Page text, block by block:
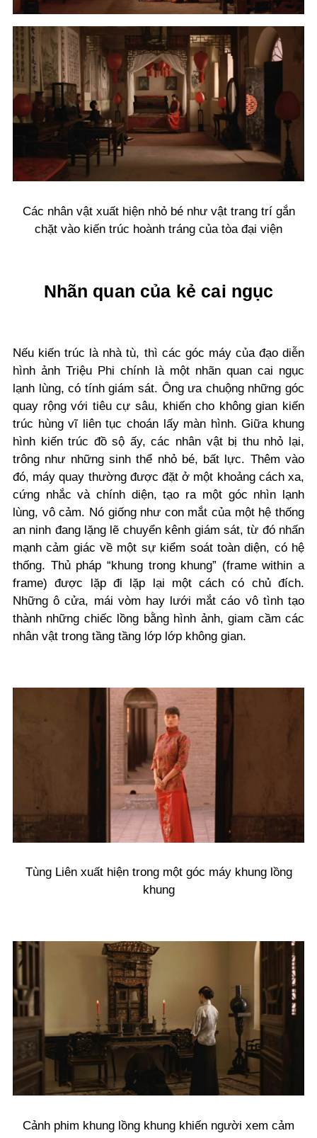
Các nhân vật xuất hiện nhỏ bé như vật trang trí gắn
chặt vào kiến trúc hoành tráng của tòa đại viện
Nhãn quan của kẻ cai ngục
Nếu kiến trúc là nhà tù, thì các góc máy của đạo diễn
hình ảnh Triệu Phi chính là một nhãn quan cai ngục
lạnh lùng, có tính giám sát. Ông ưa chuộng những góc
quay rộng với tiêu cự sâu, khiến cho không gian kiến
trúc hùng vĩ liên tục choán lấy màn hình. Giữa khung
hình kiến trúc đồ sộ ấy, các nhân vật bị thu nhỏ lại,
trông như những sinh thể nhỏ bé, bất lực. Thêm vào
đó, máy quay thường được đặt ở một khoảng cách xa,
cứng nhắc và chính diện, tạo ra một góc nhìn lạnh
lùng, vô cảm. Nó giống như con mắt của một hệ thống
an ninh đang lặng lẽ chuyển kênh giám sát, từ đó nhấn
mạnh cảm giác về một sự kiểm soát toàn diện, có hệ
thống. Thủ pháp “khung trong khung” (frame within a
frame) được lặp đi lặp lại một cách có chủ đích.
Những ô cửa, mái vòm hay lưới mắt cáo vô tình tạo
thành những chiếc lồng bằng hình ảnh, giam cầm các
nhân vật trong tầng tầng lớp lớp không gian.
Tùng Liên xuất hiện trong một góc máy khung lồng
khung
Cảnh phim khung lồng khung khiến người xem cảm